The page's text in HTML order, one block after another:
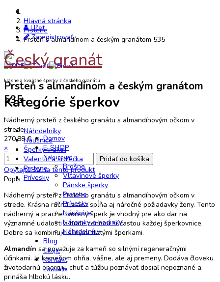
Účet
Zaregistrovať
Český granát
krásne a kvalitné šperky z českého granátu
Kategórie šperkov
Náhrdelníky
Náušnice
Šperky v akcii
Valentín a srdiečka
Prstene
Prívesky
Domov
E-SHOP
Nakupovať
Brošne
Vltavínové šperky
Pánske šperky
Prstene
Prívesky
Náušnice
Náramky a hodinky
Náhrdelníky
Blog
Čítajte
Kontakt
Zavolajte
Hlavná stránka
Prstene
Prsteň s almandínom a českým granátom 535
Prsteň s almandínom a českým granátom
535
Nádherný prsteň z českého granátu s almandínovým očkom v
strede.
270,88 €
×
Opýtajte sa na tento produkt
Popis
Nádherný prsteň z českého granátu s almandínovým očkom v
strede. Krásna ručná práca spĺňa aj náročné požiadavky ženy. Tento
nádherný a pracne tvorený šperk je vhodný pre ako dar na
významné udalosti a bude cennou súčasťou každej šperkovnice.
Dobre sa kombinuje s inými zlatými šperkami.
Almandín sa považuje za kameň so silnými regeneračnými
účinkami. Je kameňom ohňa, vášne, ale aj premeny. Dodáva človeku
životodarnú energiu, chuť a túžbu poznávať dosiaľ nepoznané a
prináša hlbokú lásku.